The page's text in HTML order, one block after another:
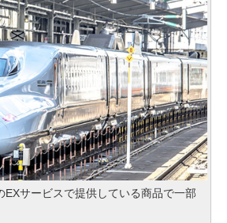
EXサービスで提供している商品で一部